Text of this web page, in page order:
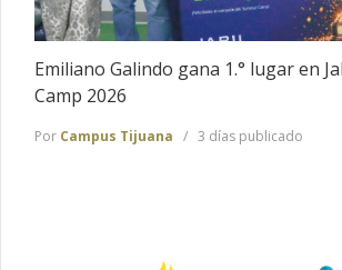
Emiliano Galindo gana 1.° lugar en
Camp 2026
Por Campus Tijuana 3 días publicado